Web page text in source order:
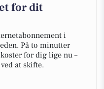
for dit
i
På to minutter
for dig lige nu –
at skifte.